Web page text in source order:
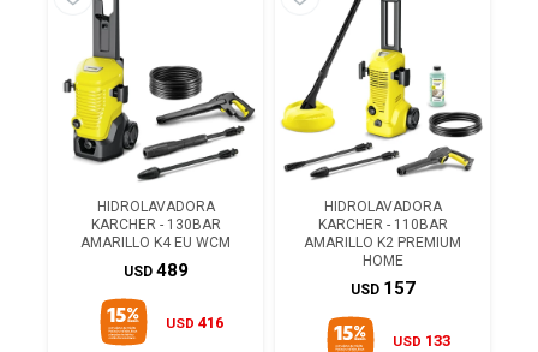
HIDROLAVADORA
KARCHER - 130BAR
AMARILLO K4 EU WCM
USD 489
USD 416
HIDROLAVADORA
KARCHER - 110BAR
AMARILLO K2 PREMIUM
HOME
USD 157
USD 133